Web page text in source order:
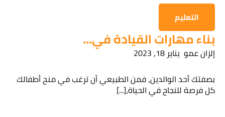
التعليم
بناء مهارات القيادة في...
إلزان عمو يناير 18, 2023
بصفتك أحد الوالدين، فمن الطبيعي أن ترغب في منح أطفالك
كل فرصة للنجاح في الحياة،[...]